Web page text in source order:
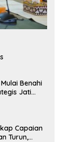
Benahi
Jati
Capaian
Turun,